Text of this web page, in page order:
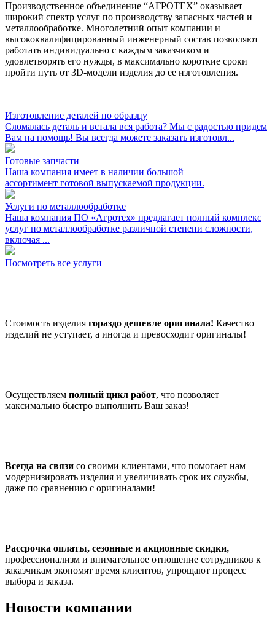
Производственное объединение “АГРОТЕХ” оказывает
широкий спектр услуг по производству запасных частей и
металлообработке. Многолетний опыт компании и
высококвалифицированный инженерный состав позволяют
работать индивидуально с каждым заказчиком и
удовлетворять его нужды, в максимально короткие сроки
пройти путь от 3D-модели изделия до ее изготовления.
Изготовление деталей по образцу
Сломалась деталь и встала вся работа? Мы с радостью придем
Вам на помощь! Вы всегда можете заказать изготовл...
Готовые запчасти
Наша компания имеет в наличии большой
ассортимент готовой выпускаемой продукции.
Услуги по металлообработке
Наша компания ПО «Агротех» предлагает полный комплекс
услуг по металлообработке различной степени сложности,
включая ...
Посмотреть все услуги
Стоимость изделия гораздо дешевле оригинала! Качество
изделий не уступает, а иногда и превосходит оригиналы!
Осуществляем полный цикл работ, что позволяет
максимально быстро выполнить Ваш заказ!
Всегда на связи со своими клиентами, что помогает нам
модернизировать изделия и увеличивать срок их службы,
даже по сравнению с оригиналами!
Рассрочка оплаты, сезонные и акционные скидки,
профессионализм и внимательное отношение сотрудников к
заказчикам экономят время клиентов, упрощают процесс
выбора и заказа.
Новости компании